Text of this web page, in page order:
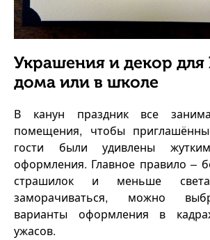
Украшения и декор для
дома или в школе
В канун праздник все
помещения, чтобы
гости были удивлены
оформления. Главное правило –
страшилок и меньше
заморачиваться, можно
варианты оформления в
ужасов.